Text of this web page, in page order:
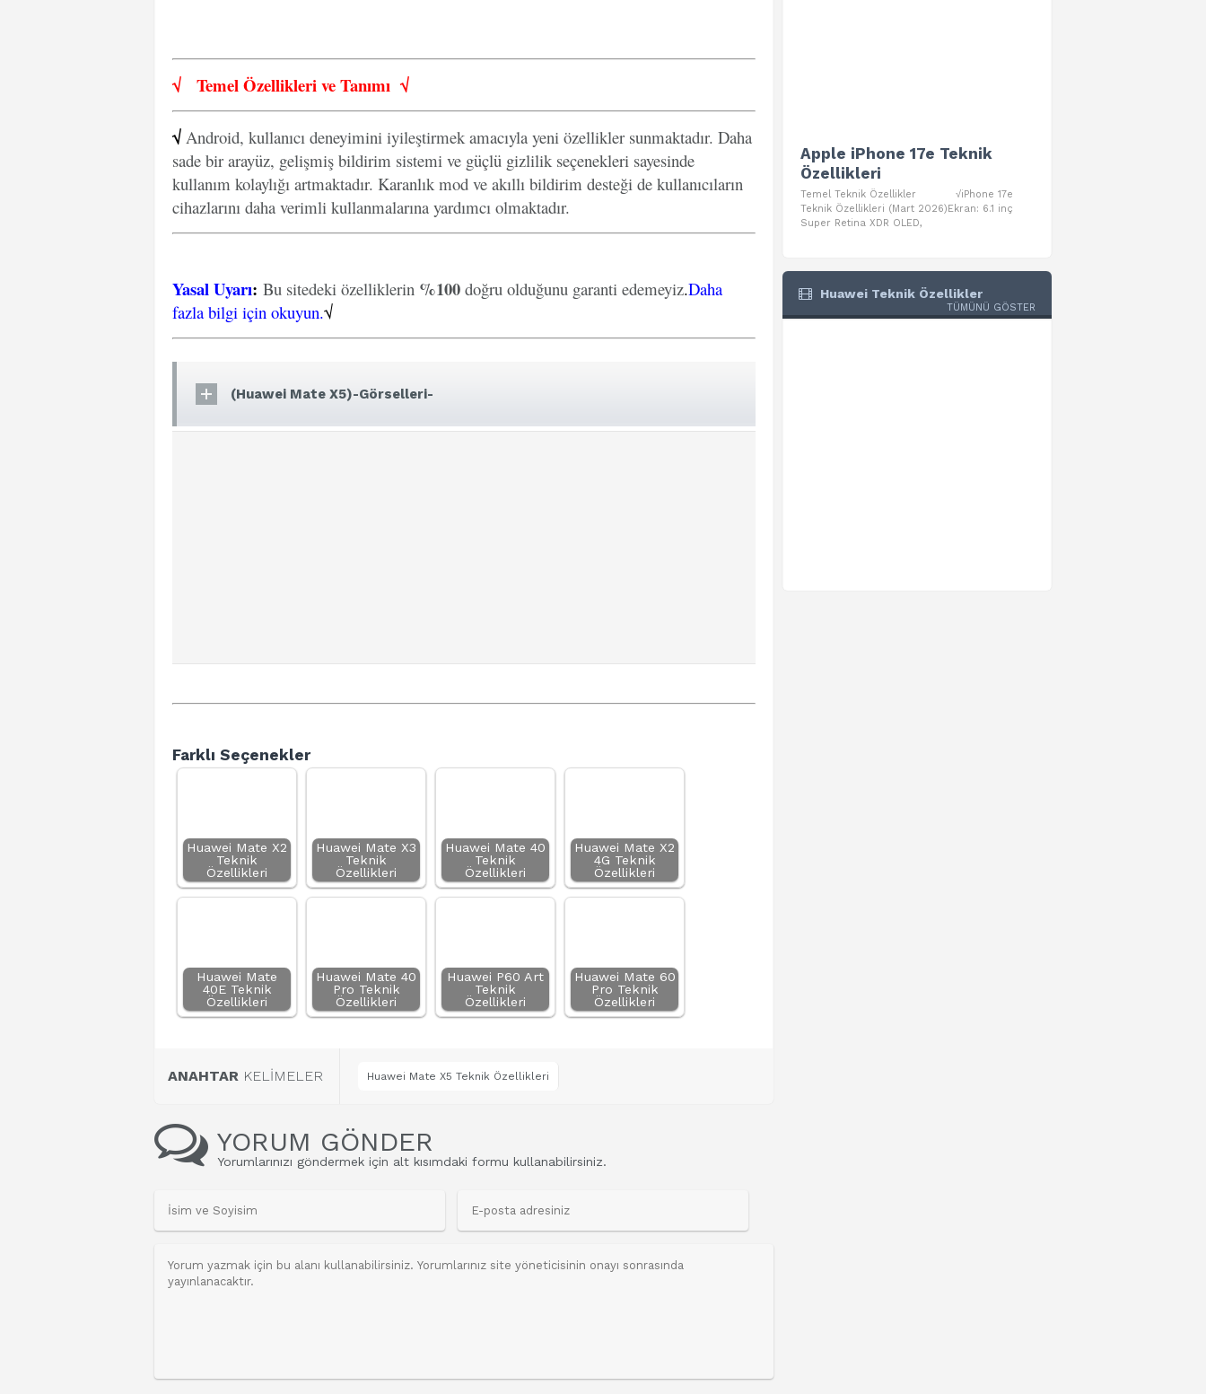
√ Temel Özellikleri veTanımı √
√ Android, kullanıcı deneyimini iyileştirmek amacıyla yeni özellikler sunmaktadır. Daha
sade bir arayüz, gelişmiş bildirim sistemi ve güçlü gizlilik seçenekleri sayesinde
kullanım kolaylığı artmaktadır. Karanlık mod ve akıllı bildirim desteği de kullanıcıların
cihazlarını daha verimli kullanmalarına yardımcı olmaktadır.
Yasal Uyarı: Bu sitedeki özelliklerin %100 doğru olduğunu garanti edemeyiz.Daha
fazla bilgi için okuyun.√
(Huawei Mate X5)-Görselleri-
Farklı Seçenekler
Huawei Mate X2
Teknik
Özellikleri
Huawei Mate X3
Teknik
Özellikleri
Huawei Mate 40
Teknik
Özellikleri
Huawei Mate X2
4G Teknik
Özellikleri
Huawei Mate
40E Teknik
Özellikleri
Huawei Mate 40
Pro Teknik
Özellikleri
Huawei P60 Art
Teknik
Özellikleri
Huawei Mate 60
Pro Teknik
Özellikleri
ANAHTAR KELİMELER Huawei Mate X5 Teknik Özellikleri
YORUM GÖNDER
Yorumlarınızı göndermek için alt kısımdaki formu kullanabilirsiniz.
Apple iPhone 17e Teknik
Özellikleri
Temel Teknik Özellikler √iPhone 17e
Teknik Özellikleri (Mart 2026)Ekran: 6.1 inç
Super Retina XDR OLED,
Huawei Teknik Özellikler
TÜMÜNÜ GÖSTER